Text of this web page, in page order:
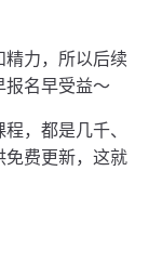
力，所以后续
名早受益～
，都是几千、
免费更新，这就